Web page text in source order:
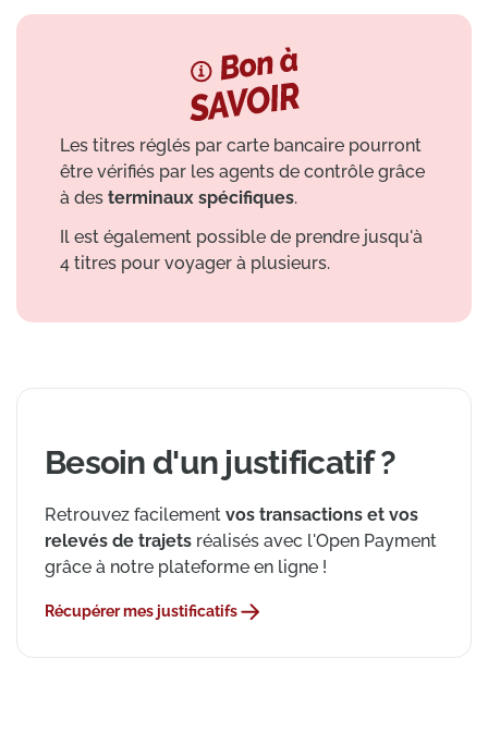
Les titres réglés par carte bancaire pourront
être vérifiés par les agents de contrôle grâce
à des terminaux spécifiques.
Il est également possible de prendre jusqu'à
4 titres pour voyager à plusieurs.
Besoin d'un justificatif ?
Retrouvez facilement vos transactions et vos
relevés de trajets réalisés avec l'Open Payment
grâce à notre plateforme en ligne !
Récupérer mes justificatifs